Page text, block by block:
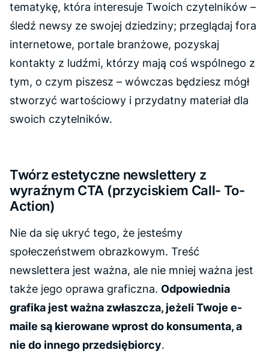
tematykę, która interesuje Twoich czytelników –
śledź newsy ze swojej dziedziny; przeglądaj fora
internetowe, portale branżowe, pozyskaj
kontakty z ludźmi, którzy mają coś wspólnego z
tym, o czym piszesz – wówczas będziesz mógł
stworzyć wartościowy i przydatny materiał dla
swoich czytelników.
Twórz estetyczne newslettery z
wyraźnym CTA (przyciskiem Call- To-
Action)
Nie da się ukryć tego, że jesteśmy
społeczeństwem obrazkowym. Treść
newslettera jest ważna, ale nie mniej ważna jest
także jego oprawa graficzna. Odpowiednia
grafika jest ważna zwłaszcza, jeżeli Twoje e-
maile są kierowane wprost do konsumenta, a
nie do innego przedsiębiorcy.